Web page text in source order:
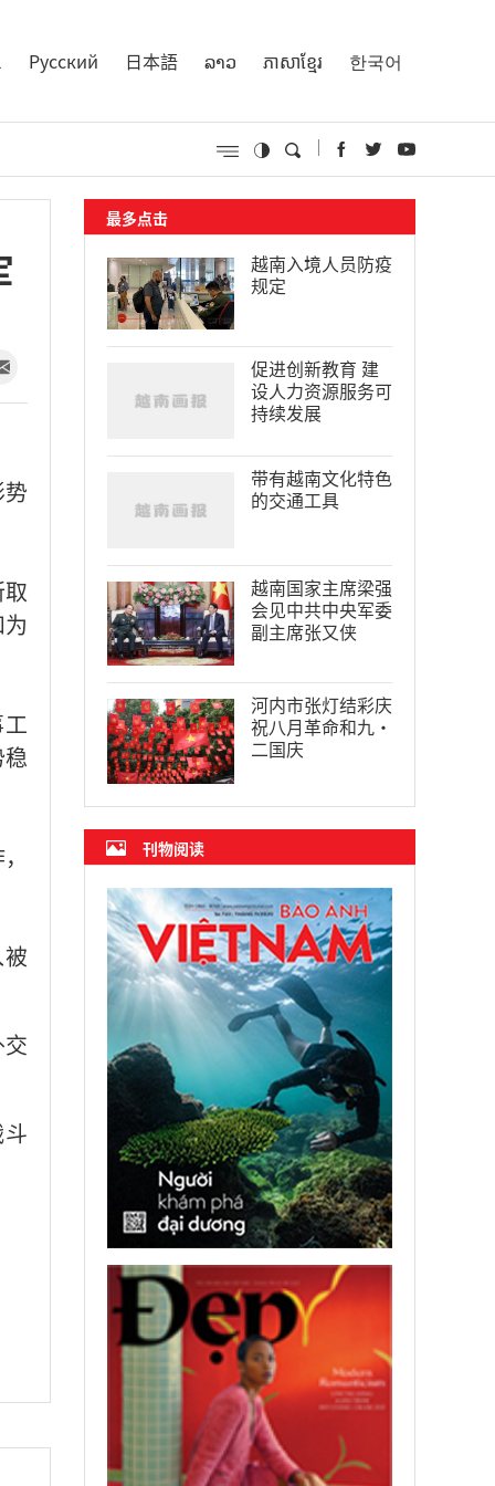
Русский 日本語 ລາວ ភាសាខ្មែរ 한국어
最多点击
越南入境人员防疫
规定
促进创新教育 建
设人力资源服务可
持续发展
带有越南文化特色
的交通工具
越南国家主席梁强
会见中共中央军委
副主席张又侠
河内市张灯结彩庆
祝八月革命和九·
二国庆
刊物阅读